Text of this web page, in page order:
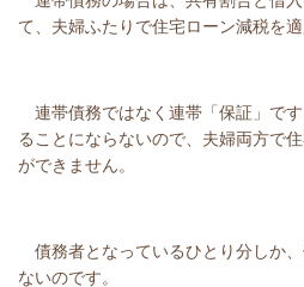
て、夫婦ふたりで住宅ローン減税を
連帯債務ではなく連帯「保証」で
ることにならないので、夫婦両方で
ができません。
債務者となっているひとり分しか
ないのです。